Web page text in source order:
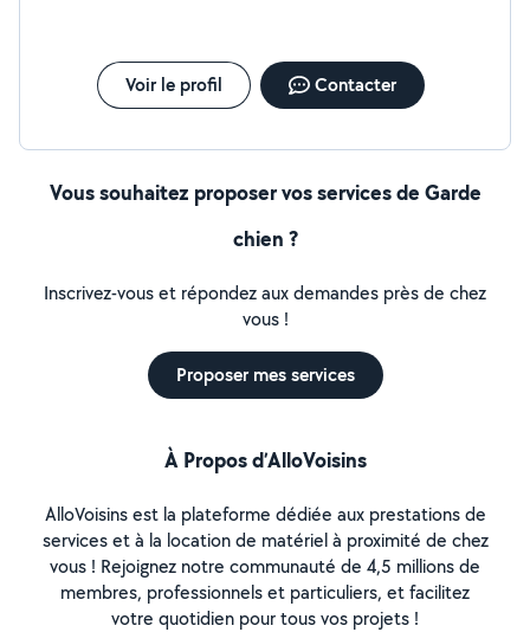
Voir le profil Contacter
Vous souhaitez proposer vos services de Garde
chien ?
Inscrivez-vous et répondez aux demandes près de chez
vous !
Proposer mes services
À Propos d’AlloVoisins
AlloVoisins est la plateforme dédiée aux prestations de
services et à la location de matériel à proximité de chez
vous ! Rejoignez notre communauté de 4,5 millions de
membres, professionnels et particuliers, et facilitez
votre quotidien pour tous vos projets !